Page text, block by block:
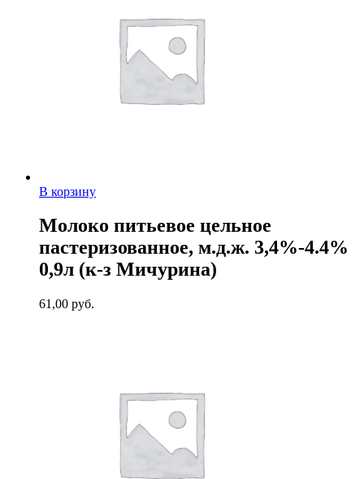
В корзину
Молоко питьевое цельное
пастеризованное, м.д.ж. 3,4%-4.4%
0,9л (к-з Мичурина)
61,00 руб.